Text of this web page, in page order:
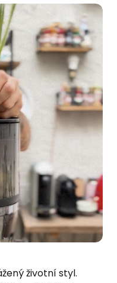
životní styl.